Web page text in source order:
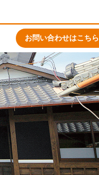
お問い合わせはこちら